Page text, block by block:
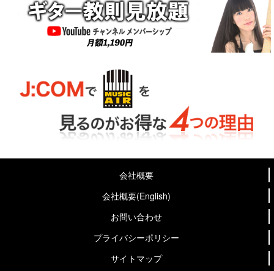
会社概要
会社概要(English)
お問い合わせ
プライバシーポリシー
サイトマップ